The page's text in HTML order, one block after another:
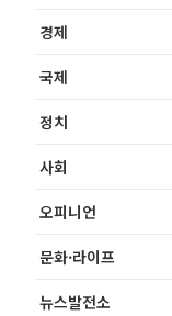
경제
국제
정치
사회
오피니언
문화·라이프
뉴스발전소